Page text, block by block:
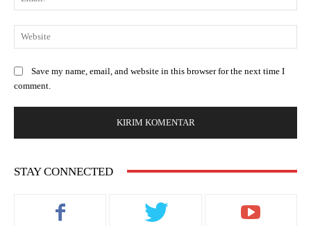
Save my name, email, and website in this browser for the next time I
comment.
STAY CONNECTED